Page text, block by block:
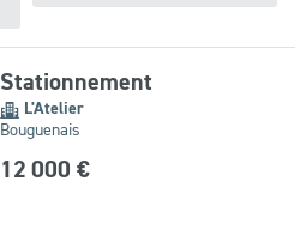
Stationnement
L'Atelier
Bouguenais
12 000 €